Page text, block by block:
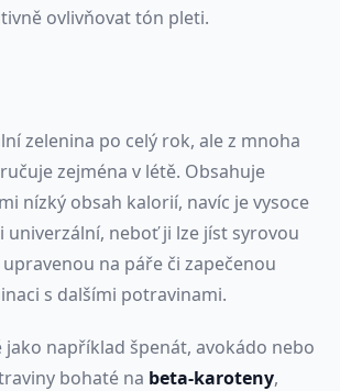
ovlivňovat tón pleti.
zelenina po celý rok, ale z mnoha
zejména v létě. Obsahuje
nízký obsah kalorií, navíc je vysoce
univerzální, neboť ji lze jíst syrovou
na páře či zapečenou
s dalšími potravinami.
jako například špenát, avokádo nebo
bohaté na beta-karoteny,